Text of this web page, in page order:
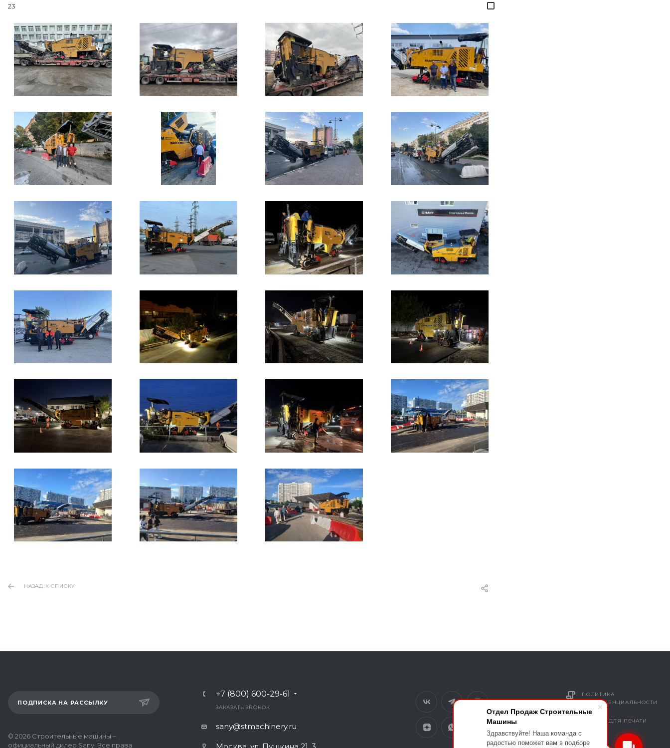
Отдел Продаж Строительные
Машины
Здравствуйте! Наша команда с
радостью поможет вам в подборе
23
НАЗАД К СПИСКУ
ПОДПИСКА НА РАССЫЛКУ
© 2026 Строительные машины –
официальный дилер Sany. Все права
+7 (800) 600-29-61
ЗАКАЗАТЬ ЗВОНОК
sany@stmachinery.ru
ПОЛИТИКА
КОНФИДЕНЦИАЛЬНОСТИ
ВЕРСИЯ ДЛЯ ПЕЧАТИ